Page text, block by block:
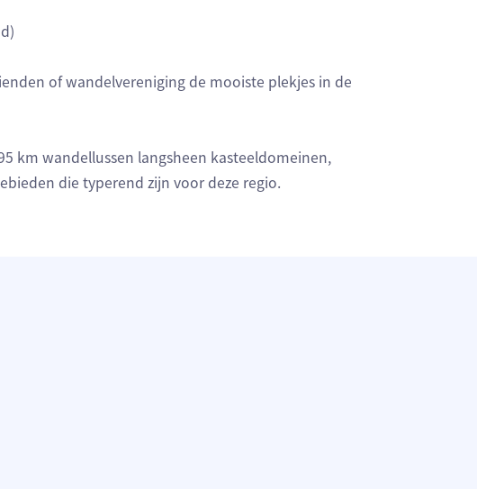
of wandelvereniging de mooiste plekjes in de
km wandellussen langsheen kasteeldomeinen,
die typerend zijn voor deze regio.